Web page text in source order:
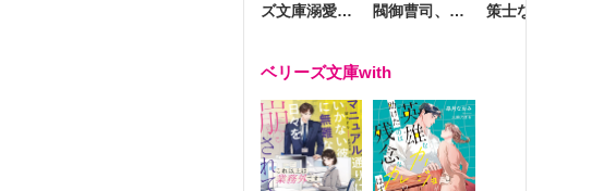
ズ文庫溺愛ア
閥御曹司、笑
激烈愛で貫く
策士な御曹司
ベリーズ文庫with